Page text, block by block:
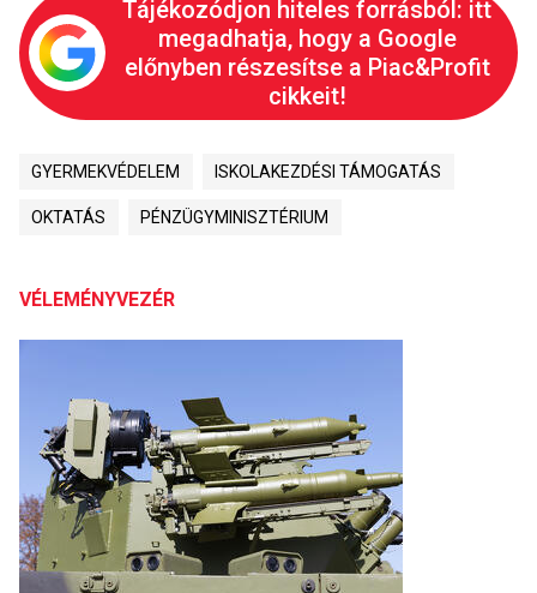
Tájékozódjon hiteles forrásból: itt
megadhatja, hogy a Google
előnyben részesítse a Piac&Profit
cikkeit!
GYERMEKVÉDELEM ISKOLAKEZDÉSI TÁMOGATÁS
OKTATÁS PÉNZÜGYMINISZTÉRIUM
VÉLEMÉNYVEZÉR